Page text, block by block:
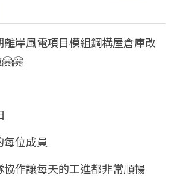
位成員
作讓每天的工進都非常順暢